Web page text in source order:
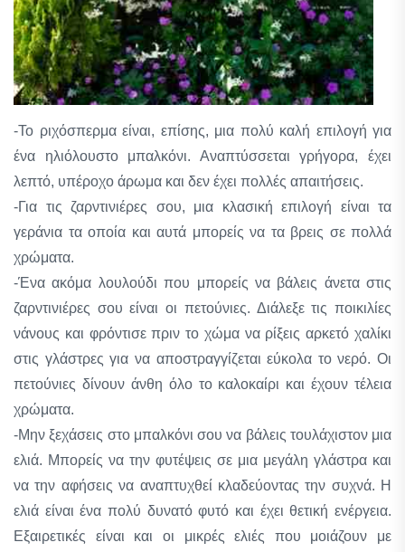
-Το ριχόσπερμα είναι, επίσης, μια πολύ καλή επιλογή για
ένα ηλιόλουστο μπαλκόνι. Αναπτύσσεται γρήγορα, έχει
λεπτό, υπέροχο άρωμα και δεν έχει πολλές απαιτήσεις.
-Για τις ζαρντινιέρες σου, μια κλασική επιλογή είναι τα
γεράνια τα οποία και αυτά μπορείς να τα βρεις σε πολλά
χρώματα.
-Ένα ακόμα λουλούδι που μπορείς να βάλεις άνετα στις
ζαρντινιέρες σου είναι οι πετούνιες. Διάλεξε τις ποικιλίες
νάνους και φρόντισε πριν το χώμα να ρίξεις αρκετό χαλίκι
στις γλάστρες για να αποστραγγίζεται εύκολα το νερό. Οι
πετούνιες δίνουν άνθη όλο το καλοκαίρι και έχουν τέλεια
χρώματα.
-Μην ξεχάσεις στο μπαλκόνι σου να βάλεις τουλάχιστον μια
ελιά. Μπορείς να την φυτέψεις σε μια μεγάλη γλάστρα και
να την αφήσεις να αναπτυχθεί κλαδεύοντας την συχνά. Η
ελιά είναι ένα πολύ δυνατό φυτό και έχει θετική ενέργεια.
Εξαιρετικές είναι και οι μικρές ελιές που μοιάζουν με